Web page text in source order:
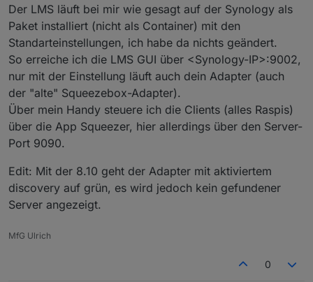
Der LMS läuft bei mir wie gesagt auf der Synology als
Paket installiert (nicht als Container) mit den
Standarteinstellungen, ich habe da nichts geändert.
So erreiche ich die LMS GUI über <Synology-IP>:9002,
nur mit der Einstellung läuft auch dein Adapter (auch
der "alte" Squeezebox-Adapter).
Über mein Handy steuere ich die Clients (alles Raspis)
über die App Squeezer, hier allerdings über den Server-
Port 9090.
Edit: Mit der 8.10 geht der Adapter mit aktiviertem
discovery auf grün, es wird jedoch kein gefundener
Server angezeigt.
MfG Ulrich
0